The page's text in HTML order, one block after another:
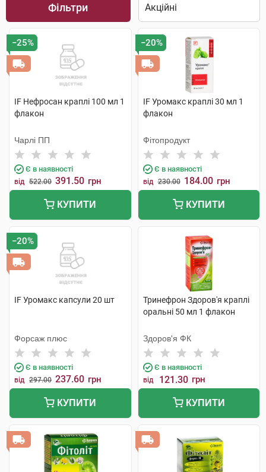
Фільтри
−25%
IF Нефросан краплі 100 мл 1
флакон
Чарлі ПП
Є в наявності
від 522.00 391.50 грн
КУПИТИ
−20%
IF Уромакс краплі 30 мл 1
флакон
Фітопродукт
Є в наявності
від 230.00 184.00 грн
КУПИТИ
−20%
IF Уромакс капсули 20 шт
Форсаж плюс
Є в наявності
від 297.00 237.60 грн
КУПИТИ
Тринефрон Здоров'я краплі
оральні 50 мл 1 флакон
Здоров'я ФК
Є в наявності
від 121.30 грн
КУПИТИ